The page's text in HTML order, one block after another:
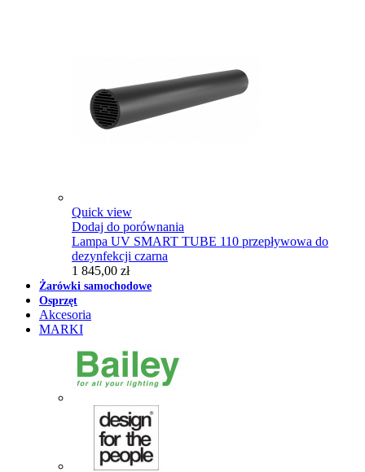
Quick view
Dodaj do porównania
Lampa UV SMART TUBE 110 przepływowa do
dezynfekcji czarna
1 845,00 zł
Żarówki samochodowe
Osprzęt
Akcesoria
MARKI